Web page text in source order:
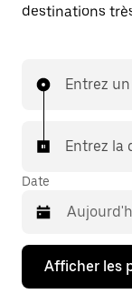
destinations
Entrez
Entrez la
Date
Appuyez
la
Afficher les